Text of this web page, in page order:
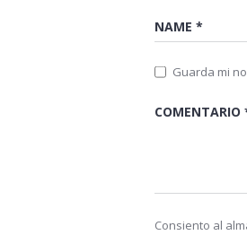
Guarda mi
Consiento al